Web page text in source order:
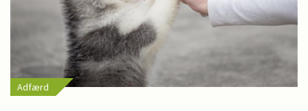
Adfærd